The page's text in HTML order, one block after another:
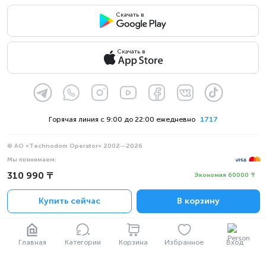
Главная Категории Корзина Избранное Вход
Philips Sonicare 9900 Prestige создана специально для
справляться с любыми трудностями при использовании.
А результат говорит сам за себя.
310 990 ₸ Экономия 60000 ₸
Купить сейчас В корзину
Скачать в
Скачать в
1717
Горячая линия с 9:00 до 22:00 ежедневно
© АО «Technodom Operator» 2002—2026
Мы принимаем:
Официальное уведомление